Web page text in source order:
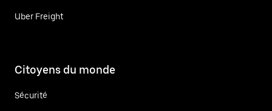
Uber Freight
Citoyens du monde
Sécurité